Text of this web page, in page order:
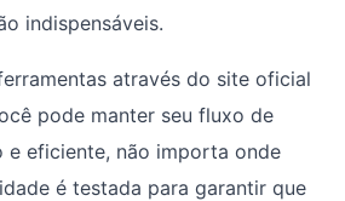
indispensáveis.
através do site oficial
pode manter seu fluxo de
e eficiente, não importa onde
é testada para garantir que